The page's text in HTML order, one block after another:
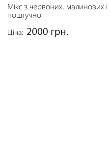
Мікс з червоних, малинових
поштучно
Ціна: 2000 грн.